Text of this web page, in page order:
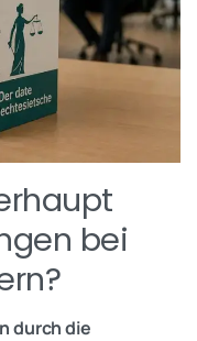
bei
durch die